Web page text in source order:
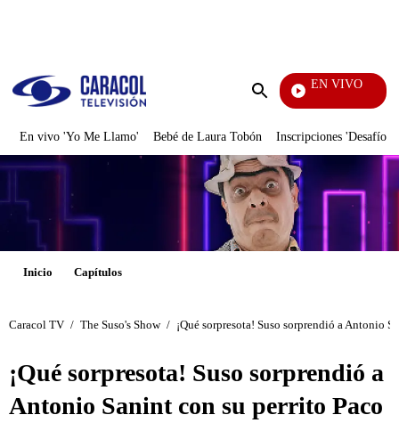
Enviar
EN VIVO
Yo Me Llamo
En vivo 'Yo Me Llamo' Bebé de Laura Tobón Inscripciones 'Desafío'
Inicio Capítulos
Caracol TV / The Suso's Show / ¡Qué sorpresota! Suso sorprendió a Antonio
¡Qué sorpresota! Suso sorprendió a
Antonio Sanint con su perrito Paco